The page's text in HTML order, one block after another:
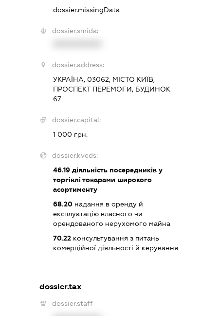
dossier.missingData
dossier.smida:
dossier.address:
УКРАЇНА, 03062, МІСТО КИЇВ,
ПРОСПЕКТ ПЕРЕМОГИ, БУДИНОК
67
dossier.capital:
1 000 грн.
dossier.kveds:
46.19 діяльність посередників у
торгівлі товарами широкого
асортименту
68.20 надання в оренду й
експлуатацію власного чи
орендованого нерухомого майна
70.22 консультування з питань
комерційної діяльності й керування
dossier.tax
dossier.staff